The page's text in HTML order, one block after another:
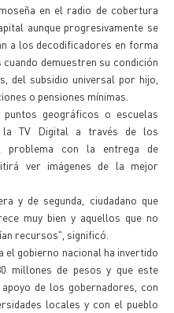
en el radio de cobertura
aunque progresivamente se
a los decodificadores en forma
demuestren su condición
del subsidio universal por hijo,
o pensiones mínimas.
geográficos o escuelas
TV Digital a través de los
problema con la entrega de
ver imágenes de la mejor
y de segunda, ciudadano que
muy bien y aquellos que no
recursos", significó.
el gobierno nacional ha invertido
millones de pesos y que este
de los gobernadores, con
locales y con el pueblo